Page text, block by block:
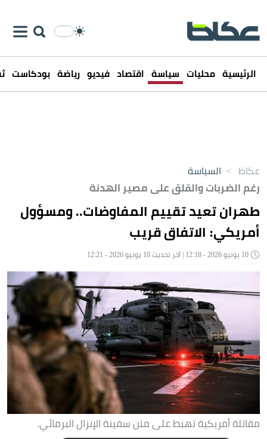
الرئيسية محليات سياسة اقتصاد فيديو رياضة بودكاست
عكاظ > السياسة
رغم الضربات والقلق على مصير الهدنة
طهران تعيد تقييم المفاوضات.. ومسؤول
أمريكي: الاتفاق قريب
مقاتلة أمريكية تهبط على متن سفينة الإنزال البرمائي.